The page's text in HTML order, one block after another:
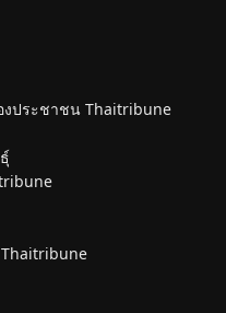
ประชาชน Thaitribune